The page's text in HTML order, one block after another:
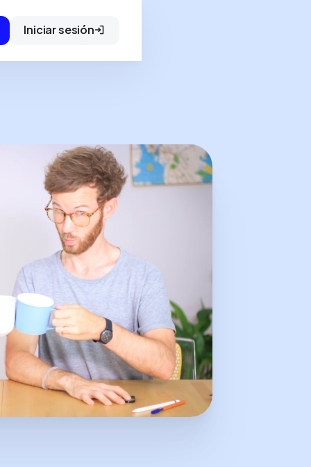
Iniciar sesión